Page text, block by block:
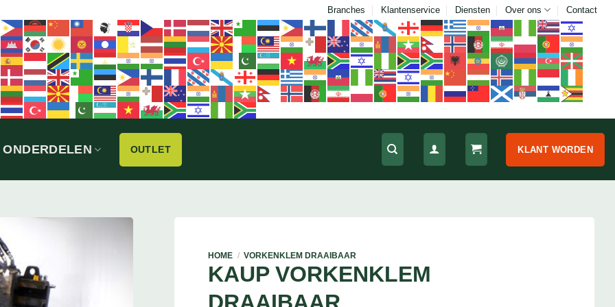
Branches Klantenservice Diensten Over ons Contact
ONDERDELEN OUTLET KLANT WORDEN
HOME / VORKENKLEM DRAAIBAAR
KAUP VORKENKLEM
DRAAIBAAR